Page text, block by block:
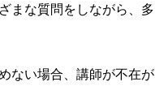
まな質問をしながら、多
ない場合、講師が不在が